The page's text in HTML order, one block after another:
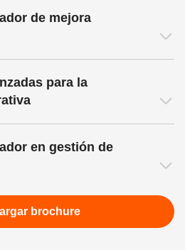
de mejora
para la
en gestión de
brochure